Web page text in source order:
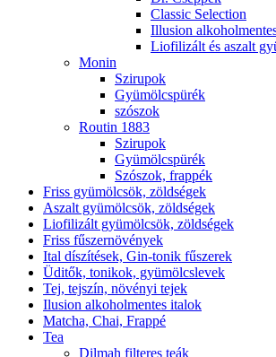
Classic Selection
Illusion
Liofilizált és aszalt
Monin
Szirupok
Gyümölcspürék
szószok
Routin 1883
Szirupok
Gyümölcspürék
Szószok, frappék
Friss gyümölcsök, zöldségek
Aszalt gyümölcsök, zöldségek
Liofilizált gyümölcsök, zöldségek
Friss fűszernövények
Ital díszítések, Gin-tonik fűszerek
Üditők, tonikok, gyümölcslevek
Tej, tejszín, növényi tejek
Ilusion alkoholmentes italok
Matcha, Chai, Frappé
Tea
Dilmah filteres teák